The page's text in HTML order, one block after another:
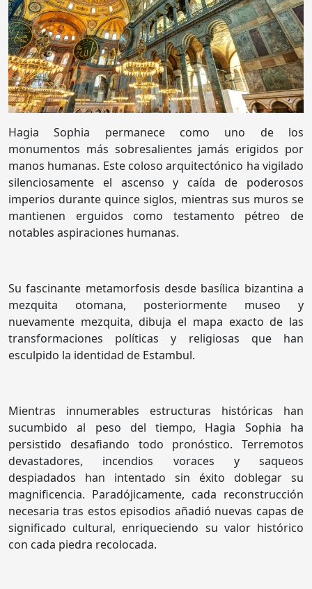
Hagia Sophia permanece como uno de los
monumentos más sobresalientes jamás erigidos por
manos humanas. Este coloso arquitectónico ha vigilado
silenciosamente el ascenso y caída de poderosos
imperios durante quince siglos, mientras sus muros se
mantienen erguidos como testamento pétreo de
notables aspiraciones humanas.
Su fascinante metamorfosis desde basílica bizantina a
mezquita otomana, posteriormente museo y
nuevamente mezquita, dibuja el mapa exacto de las
transformaciones políticas y religiosas que han
esculpido la identidad de Estambul.
Mientras innumerables estructuras históricas han
sucumbido al peso del tiempo, Hagia Sophia ha
persistido desafiando todo pronóstico. Terremotos
devastadores, incendios voraces y saqueos
despiadados han intentado sin éxito doblegar su
magnificencia. Paradójicamente, cada reconstrucción
necesaria tras estos episodios añadió nuevas capas de
significado cultural, enriqueciendo su valor histórico
con cada piedra recolocada.